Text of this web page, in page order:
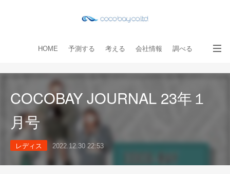
HOME 予測する 考える 会社情報 調べる
COCOBAY JOURNAL 23年１
月号
レディス 2022.12.30 22:53